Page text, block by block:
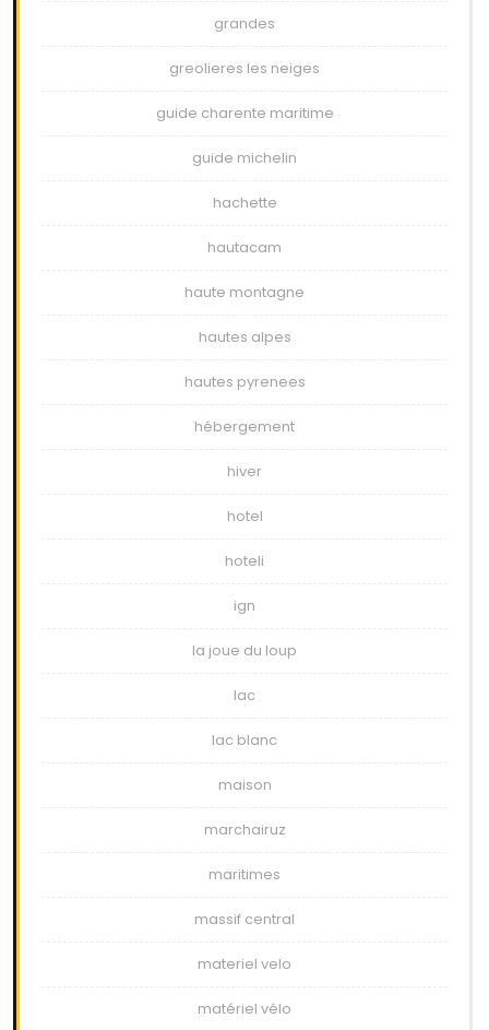
grandes
greolieres les neiges
guide charente maritime
guide michelin
hachette
hautacam
haute montagne
hautes alpes
hautes pyrenees
hébergement
hiver
hotel
hoteli
ign
la joue du loup
lac
lac blanc
maison
marchairuz
maritimes
massif central
materiel velo
matériel vélo